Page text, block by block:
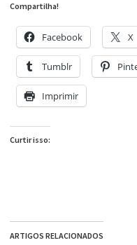
Compartilha!
Facebook X
Tumblr
Imprimir
Curtir isso:
ARTIGOS RELACIONADOS